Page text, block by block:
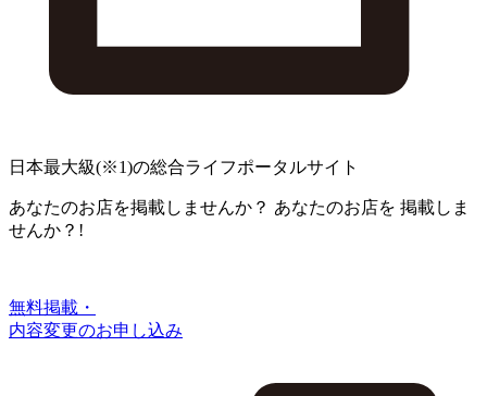
日本最大級(※1)の総合ライフポータルサイト
あなたのお店を掲載しませんか？ あなたのお店を 掲載しま
せんか？!
無料掲載・
内容変更のお申し込み